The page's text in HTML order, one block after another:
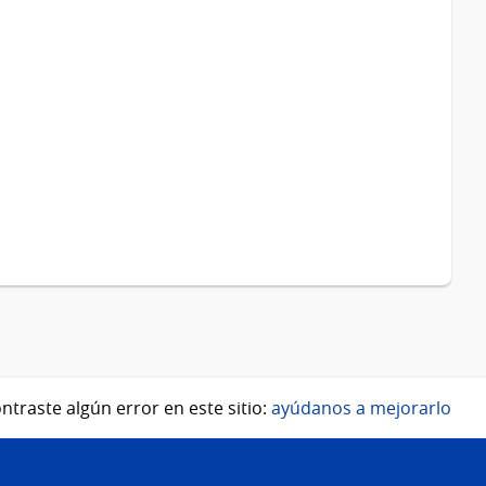
algún error en este sitio: ayúdanos a mejorarlo